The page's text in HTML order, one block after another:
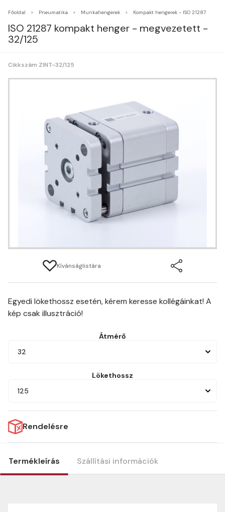
Főoldal Pneumatika Munkahengerek Kompakt hengerek - ISO 21287
ISO 21287 kompakt henger - megvezetett -
32/125
Cikkszám ZINT-32/125
Kívánságlistára
Egyedi lökethossz esetén, kérem keresse kollégáinkat! A
kép csak illusztráció!
Átmérő
32
Lökethossz
125
Rendelésre
Termékleírás Szállítási információk